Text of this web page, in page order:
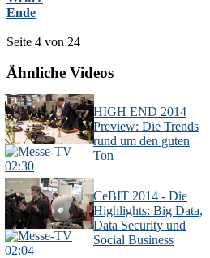
Ende
Seite 4 von 24
Ähnliche Videos
02:30
HIGH END 2014
Preview: Die Trends
rund um den guten
Ton
02:04
CeBIT 2014 - Die
Highlights: Big Data,
Data Security und
Social Business